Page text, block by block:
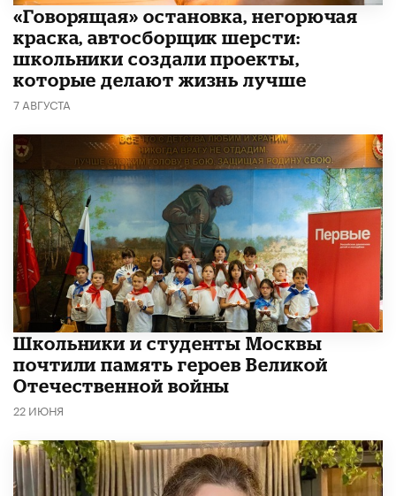
​«Говорящая» остановка, негорючая
краска, автосборщик шерсти:
школьники создали проекты,
которые делают жизнь лучше
7 АВГУСТА
Школьники и студенты Москвы
почтили память героев Великой
Отечественной войны
22 ИЮНЯ